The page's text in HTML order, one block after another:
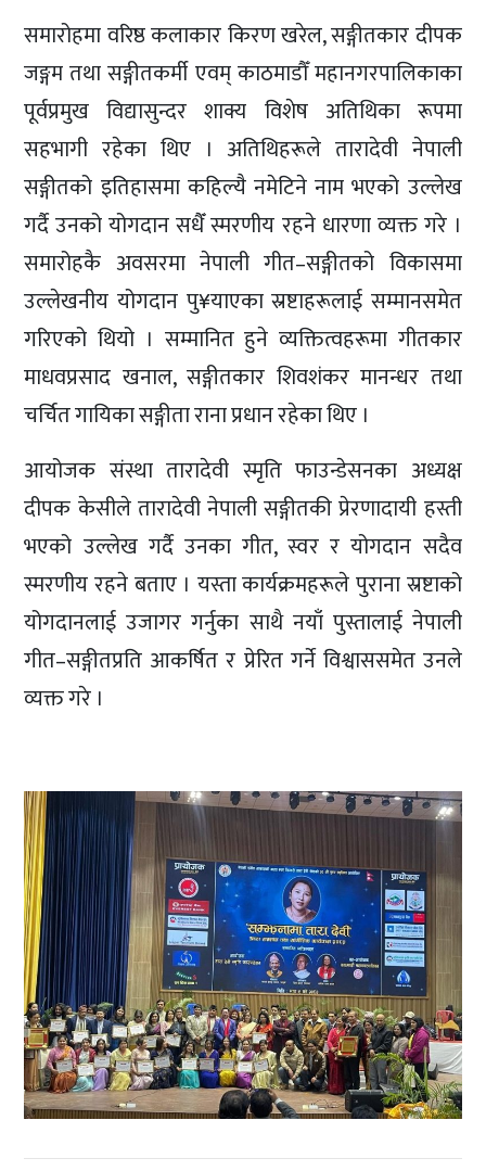
समारोहमा वरिष्ठ कलाकार किरण खरेल, सङ्गीतकार दीपक
जङ्गम तथा सङ्गीतकर्मी एवम् काठमाडौँ महानगरपालिकाका
पूर्वप्रमुख विद्यासुन्दर शाक्य विशेष अतिथिका रूपमा
सहभागी रहेका थिए । अतिथिहरूले तारादेवी नेपाली
सङ्गीतको इतिहासमा कहिल्यै नमेटिने नाम भएको उल्लेख
गर्दै उनको योगदान सधैँ स्मरणीय रहने धारणा व्यक्त गरे ।
समारोहकै अवसरमा नेपाली गीत–सङ्गीतको विकासमा
उल्लेखनीय योगदान पु¥याएका स्रष्टाहरूलाई सम्मानसमेत
गरिएको थियो । सम्मानित हुने व्यक्तित्वहरूमा गीतकार
माधवप्रसाद खनाल, सङ्गीतकार शिवशंकर मानन्धर तथा
चर्चित गायिका सङ्गीता राना प्रधान रहेका थिए ।
आयोजक संस्था तारादेवी स्मृति फाउन्डेसनका अध्यक्ष
दीपक केसीले तारादेवी नेपाली सङ्गीतकी प्रेरणादायी हस्ती
भएको उल्लेख गर्दै उनका गीत, स्वर र योगदान सदैव
स्मरणीय रहने बताए । यस्ता कार्यक्रमहरूले पुराना स्रष्टाको
योगदानलाई उजागर गर्नुका साथै नयाँ पुस्तालाई नेपाली
गीत–सङ्गीतप्रति आकर्षित र प्रेरित गर्ने विश्वाससमेत उनले
व्यक्त गरे ।